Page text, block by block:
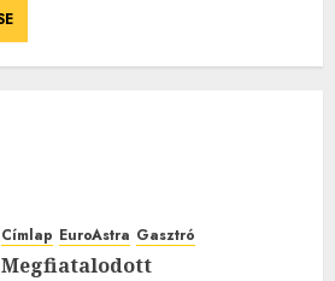
Címlap EuroAstra Gasztró
Megfiatalodott